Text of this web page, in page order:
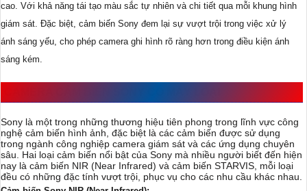
cao. Với khả năng tái tạo màu sắc tự nhiên và chi tiết qua mỗi khung hình
giám sát. Đặc biệt, cảm biến Sony đem lại sự vượt trội trong việc xử lý
ánh sáng yếu, cho phép camera ghi hình rõ ràng hơn trong điều kiện ánh
sáng kém.
Sony là một trong những thương hiệu tiên phong trong lĩnh vực công
nghệ cảm biến hình ảnh, đặc biệt là các cảm biến được sử dụng
trong ngành công nghiệp camera giám sát và các ứng dụng chuyên
sâu. Hai loại cảm biến nổi bật của Sony mà nhiều người biết đến hiện
nay là cảm biến NIR (Near Infrared) và cảm biến STARVIS, mỗi loại
đều có những đặc tính vượt trội, phục vụ cho các nhu cầu khác nhau.